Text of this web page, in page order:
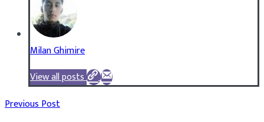
Milan Ghimire
View all posts
Previous Post